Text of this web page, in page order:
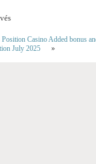
Casino Added bonus
July 2025
»